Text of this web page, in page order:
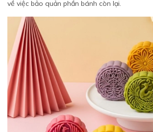
về việc bảo quản phần bánh còn lại.